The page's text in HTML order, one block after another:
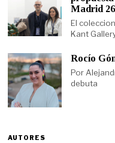
Madrid
El
Kant
Rocío
Por
debuta
AUTORES